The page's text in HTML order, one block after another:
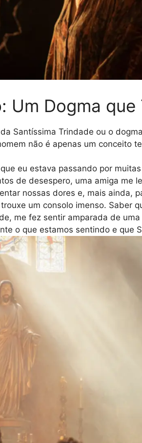
Um Dogma
Santíssima Trindade ou o
não é apenas um conceito
eu estava passando por
de desespero, uma amiga me
nossas dores e, mais ainda,
um consolo imenso. Saber
me fez sentir amparada de
o que estamos sentindo e que